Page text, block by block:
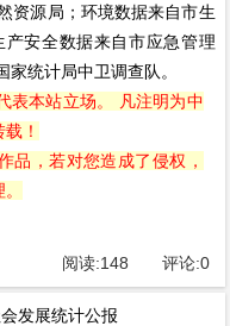
资源局；环境数据来自市生
安全数据来自市应急管理
统计局中卫调查队。
表本站立场。 凡注明为中
！
品，若对您造成了侵权，
阅读:148 评论:0
发展统计公报